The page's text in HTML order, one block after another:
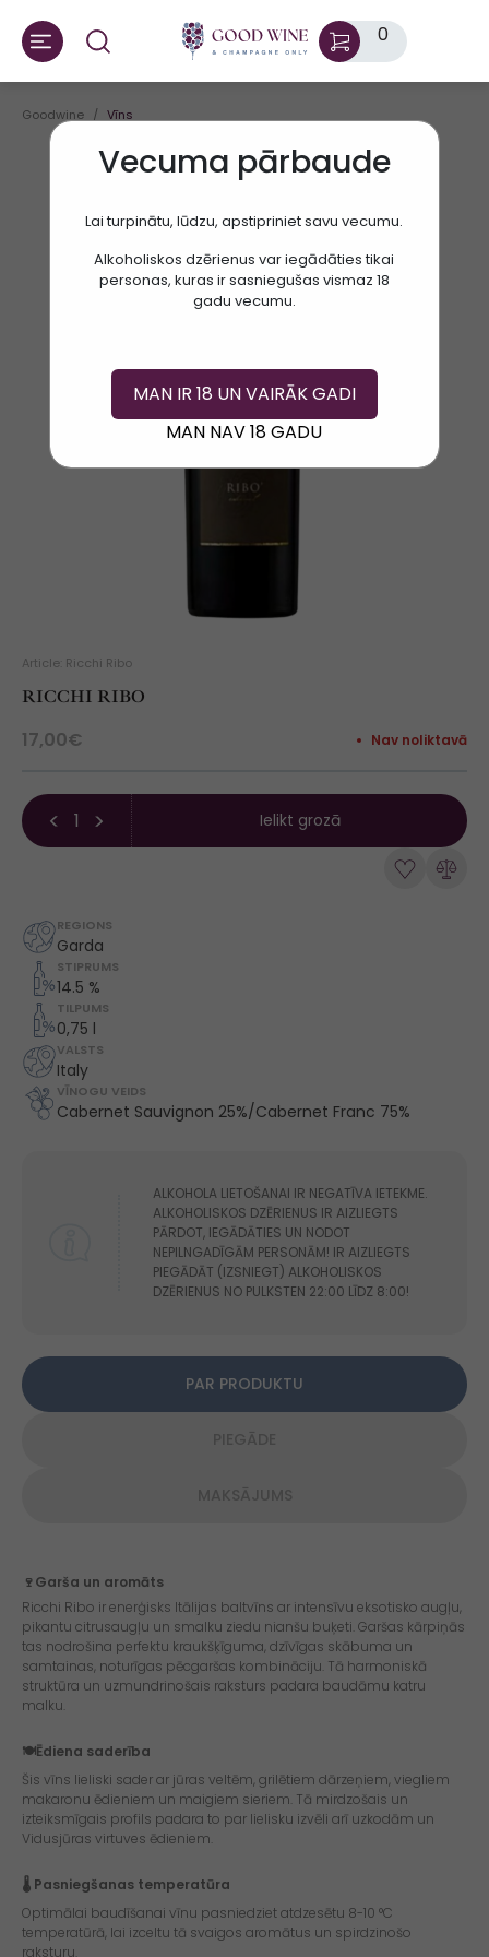
0
Vecuma pārbaude
Lai turpinātu, lūdzu, apstipriniet savu vecumu.
Alkoholiskos dzērienus var iegādāties tikai
personas, kuras ir sasniegušas vismaz 18
gadu vecumu.
MAN IR 18 UN VAIRĀK GADI
MAN NAV 18 GADU
Goodwine Vīns
Article: Ricchi Ribo
RICCHI RIBO
17,00€ Nav noliktavā
Ielikt grozā
REGIONS
Garda
STIPRUMS
14.5 %
TILPUMS
0,75 l
VALSTS
Italy
VĪNOGU VEIDS
Cabernet Sauvignon 25%/Cabernet Franc 75%
ALKOHOLA LIETOŠANAI IR NEGATĪVA IETEKME.
ALKOHOLISKOS DZĒRIENUS IR AIZLIEGTS
PĀRDOT, IEGĀDĀTIES UN NODOT
NEPILNGADĪGĀM PERSONĀM! IR AIZLIEGTS
PIEGĀDĀT (IZSNIEGT) ALKOHOLISKOS
DZĒRIENUS NO PULKSTEN 22:00 LĪDZ 8:00!
PAR PRODUKTU
🍷Garša un aromāts
Ricchi Ribo ir enerģisks Itālijas baltvīns ar intensīvu eksotisko augļu,
pikantu citrusaugļu un smalku ziedu nianšu buķeti. Garšas kārpiņās
tas nodrošina perfektu kraukšķīguma, dzīvīgas skābuma un
samtainas, noturīgas pēcgaršas kombināciju. Tā harmoniskā
struktūra un uzmundrinošais raksturs padara baudāmu katru
malku.
🍽️Ēdiena saderība
Šis vīns lieliski sader ar jūras veltēm, grilētiem dārzeņiem, viegliem
makaronu ēdieniem un maigiem sieriem. Tā mirdzošais un
izteiksmīgais profils padara to par lielisku izvēli arī uzkodām un
Vidusjūras virtuves ēdieniem.
🌡️ Pasniegšanas temperatūra
Optimālai baudīšanai vīnu pasniedziet atdzesētu 8-10 °C
temperatūrā, lai izceltu tā svaigos aromātus un spirdzinošo
raksturu.